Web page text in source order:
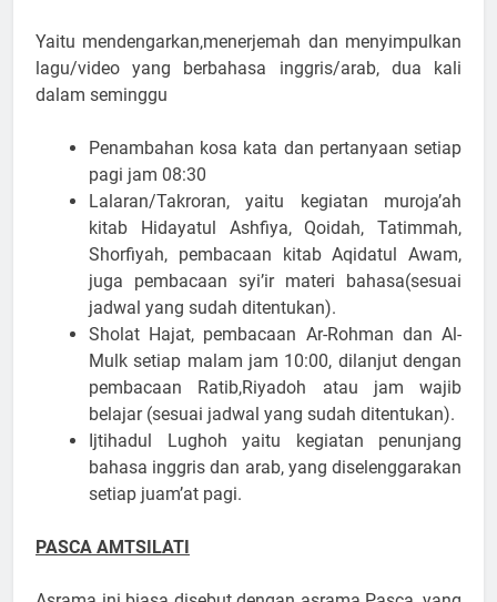
Yaitu mendengarkan,menerjemah dan menyimpulkan
lagu/video yang berbahasa inggris/arab, dua kali
dalam seminggu
Penambahan kosa kata dan pertanyaan setiap
pagi jam 08:30
Lalaran/Takroran, yaitu kegiatan muroja’ah
kitab Hidayatul Ashfiya, Qoidah, Tatimmah,
Shorfiyah, pembacaan kitab Aqidatul Awam,
juga pembacaan syi’ir materi bahasa(sesuai
jadwal yang sudah ditentukan).
Sholat Hajat, pembacaan Ar-Rohman dan Al-
Mulk setiap malam jam 10:00, dilanjut dengan
pembacaan Ratib,Riyadoh atau jam wajib
belajar (sesuai jadwal yang sudah ditentukan).
Ijtihadul Lughoh yaitu kegiatan penunjang
bahasa inggris dan arab, yang diselenggarakan
setiap juam’at pagi.
PASCA AMTSILATI